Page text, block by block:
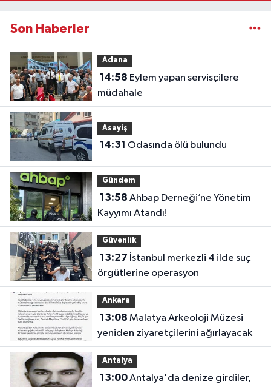
Son Haberler
Adana
14:58
müdahale
Asayiş
14:31 Odasında ölü bulundu
Gündem
13:58
Kayyımı Atandı!
Güvenlik
13:27
örgütlerine operasyon
Ankara
13:08
yeniden ziyaretçilerini ağırlayacak
Antalya
13:00Antalya'da denize girdiler,